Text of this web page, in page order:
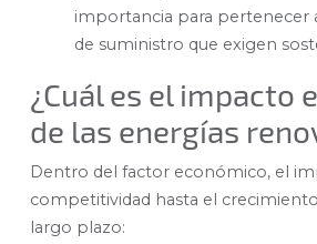
importancia para pertenecer
de suministro que exigen
¿Cuál es el impacto
de las energías
Dentro del factor económico, el
competitividad hasta el
largo plazo: